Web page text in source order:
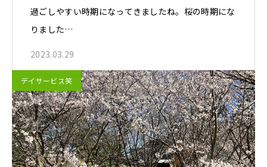
過ごしやすい時期になってきましたね。桜の時期にな
りました…
2023.03.29
デイサービス笑